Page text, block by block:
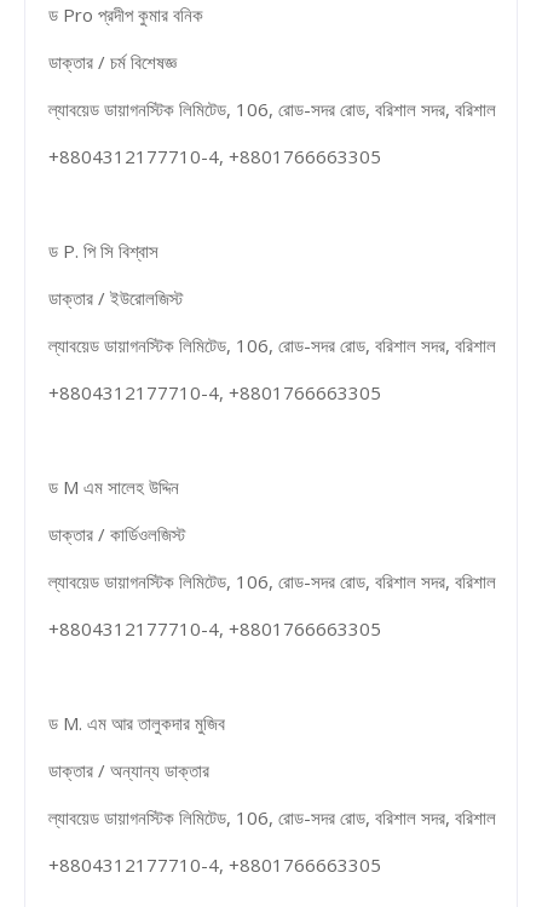
ড Pro প্রদীপ কুমার বনিক
ডাক্তার / চর্ম বিশেষজ্ঞ
ল্যাবয়েড ডায়াগনস্টিক লিমিটেড, 106, রোড-সদর রোড, বরিশাল সদর, বরিশাল
+8804312177710-4, +8801766663305
ড P. পি সি বিশ্বাস
ডাক্তার / ইউরোলজিস্ট
ল্যাবয়েড ডায়াগনস্টিক লিমিটেড, 106, রোড-সদর রোড, বরিশাল সদর, বরিশাল
+8804312177710-4, +8801766663305
ড M এম সালেহ উদ্দিন
ডাক্তার / কার্ডিওলজিস্ট
ল্যাবয়েড ডায়াগনস্টিক লিমিটেড, 106, রোড-সদর রোড, বরিশাল সদর, বরিশাল
+8804312177710-4, +8801766663305
ড M. এম আর তালুকদার মুজিব
ডাক্তার / অন্যান্য ডাক্তার
ল্যাবয়েড ডায়াগনস্টিক লিমিটেড, 106, রোড-সদর রোড, বরিশাল সদর, বরিশাল
+8804312177710-4, +8801766663305